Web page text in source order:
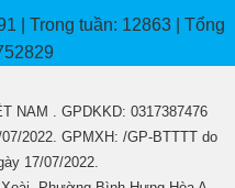
| Trong tuần: 12863 | Tổng
NAM . GPDKKD: 0317387476
2022. GPMXH: /GP-BTTTT do
17/07/2022.